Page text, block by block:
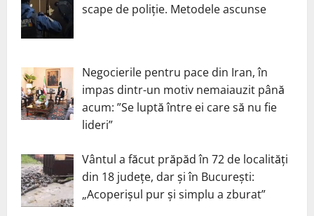
scape de poliție. Metodele ascunse
Negocierile pentru pace din Iran, în
impas dintr-un motiv nemaiauzit până
acum: ”Se luptă între ei care să nu fie
lideri”
Vântul a făcut prăpăd în 72 de localități
din 18 județe, dar și în București:
„Acoperișul pur și simplu a zburat”